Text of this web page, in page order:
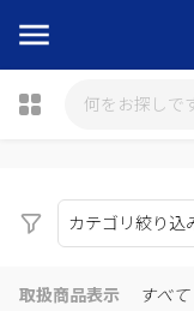
カテゴリ絞り込
取扱商品表示 すべて